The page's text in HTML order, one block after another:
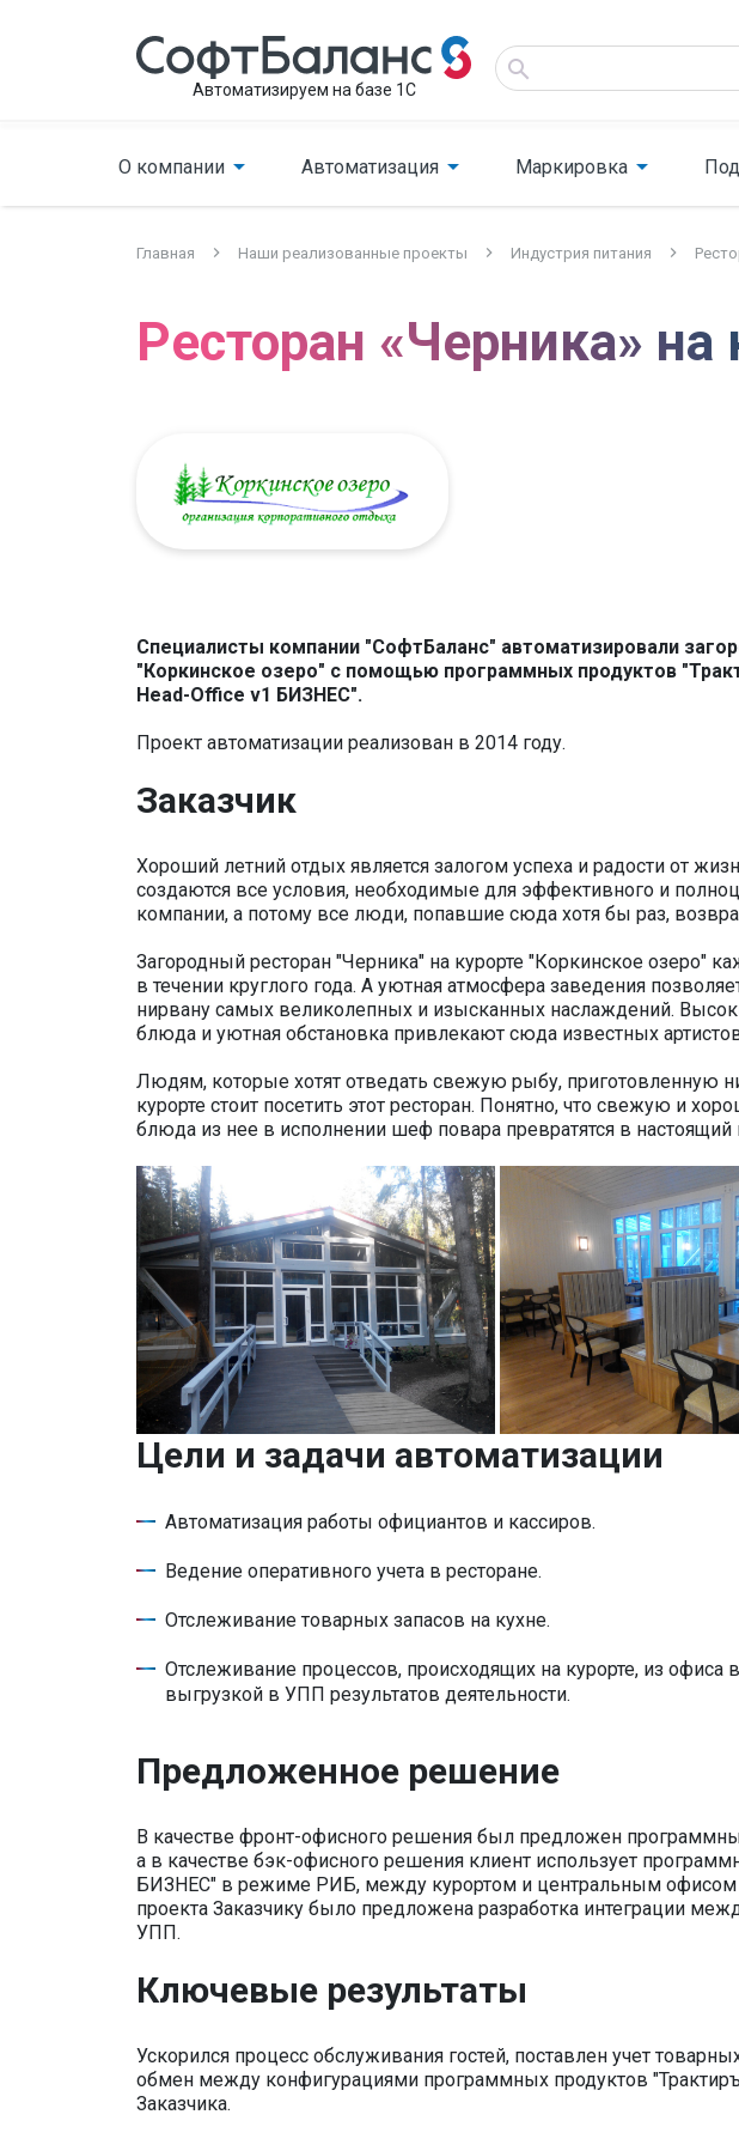
Автоматизируем на базе 1С
О компании Автоматизация Маркировка
Главная Наши реализованные проекты Индустрия питания
Ресторан «Черника» на
Специалисты компании "СофтБаланс" автоматизировали
"Коркинское озеро" с помощью программных продуктов
Head-Office v1 БИЗНЕС".
Проект автоматизации реализован в 2014 году.
Заказчик
Хороший летний отдых является залогом успеха и радости от
создаются все условия, необходимые для эффективного и
компании, а потому все люди, попавшие сюда хотя бы раз,
Загородный ресторан "Черника" на курорте "Коркинское озеро"
в течении круглого года. А уютная атмосфера заведения
нирвану самых великолепных и изысканных наслаждений.
блюда и уютная обстановка привлекают сюда известных
Людям, которые хотят отведать свежую рыбу, приготовленную
курорте стоит посетить этот ресторан. Понятно, что свежую и
блюда из нее в исполнении шеф повара превратятся в
Цели и задачи автоматизации
Автоматизация работы официантов и кассиров.
Ведение оперативного учета в ресторане.
Отслеживание товарных запасов на кухне.
Отслеживание процессов, происходящих на курорте, из
выгрузкой в УПП результатов деятельности.
Предложенное решение
В качестве фронт-офисного решения был предложен
а в качестве бэк-офисного решения клиент использует
БИЗНЕС" в режиме РИБ, между курортом и центральным офисом
проекта Заказчику было предложена разработка интеграции
УПП.
Ключевые результаты
Ускорился процесс обслуживания гостей, поставлен учет
обмен между конфигурациями программных продуктов
Заказчика.